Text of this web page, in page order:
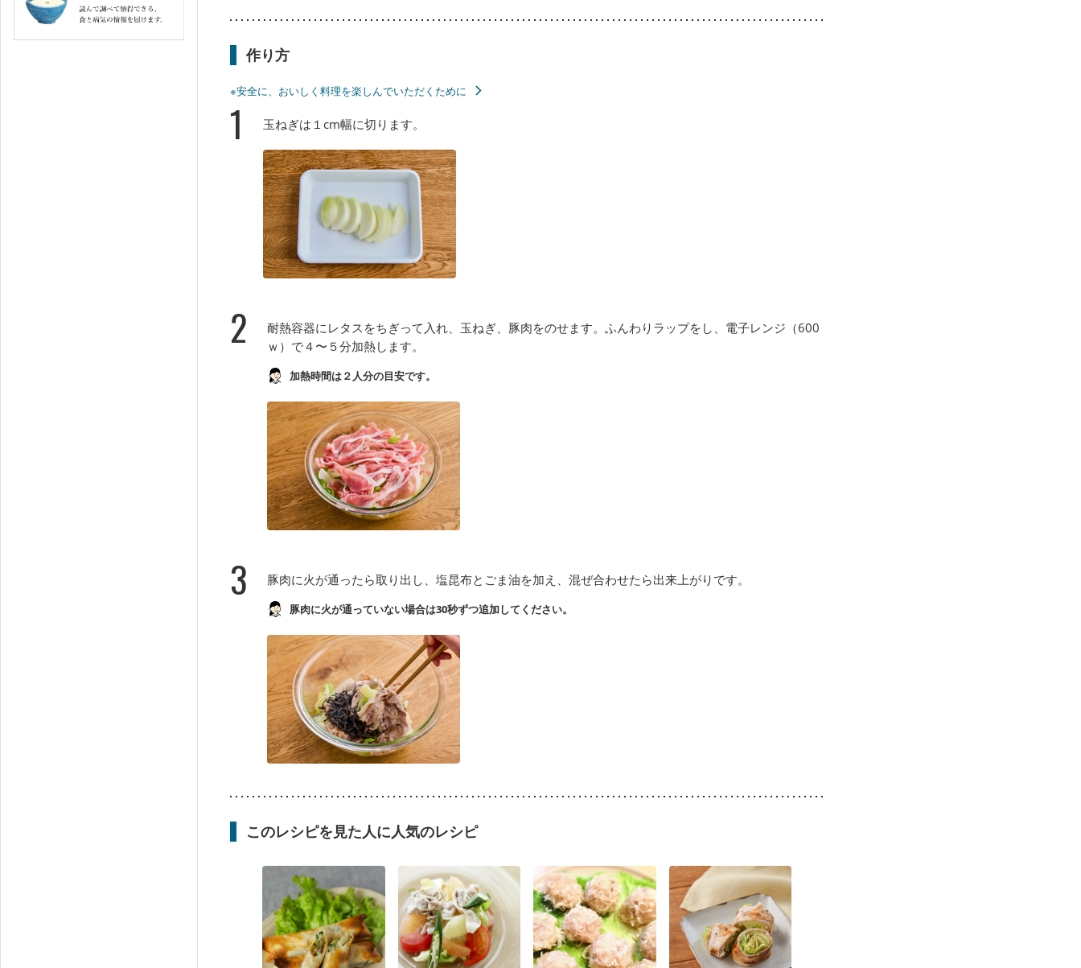
作り方
※安全に、おいしく料理を楽しんでいただくために
1 玉ねぎは１cm幅に切ります。
2
耐熱容器にレタスをちぎって入れ、玉ねぎ、豚肉をのせます。ふんわりラップをし、電子レンジ（600
ｗ）で４〜５分加熱します。
加熱時間は２人分の目安です。
3 豚肉に火が通ったら取り出し、塩昆布とごま油を加え、混ぜ合わせたら出来上がりです。
豚肉に火が通っていない場合は30秒ずつ追加してください。
このレシピを見た人に人気のレシピ